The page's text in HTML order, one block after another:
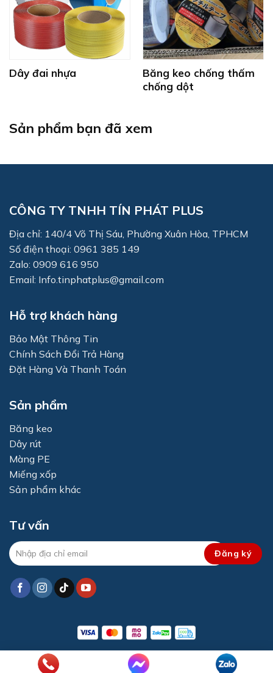
Dây đai nhựa
Băng keo chống thấm
chống dột
Sản phẩm bạn đã xem
CÔNG TY TNHH TÍN PHÁT PLUS
Địa chỉ: 140/4 Võ Thị Sáu, Phường Xuân Hòa, TPHCM
Số điện thoại: 0961 385 149
Zalo: 0909 616 950
Email: Info.tinphatplus@gmail.com
Hỗ trợ khách hàng
Bảo Mật Thông Tin
Chính Sách Đổi Trả Hàng
Đặt Hàng Và Thanh Toán
Sản phẩm
Băng keo
Dây rút
Màng PE
Miếng xốp
Sản phẩm khác
Tư vấn